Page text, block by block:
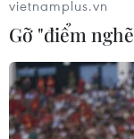
Các nhà
vietnamplus.vn
Gỡ "điểm